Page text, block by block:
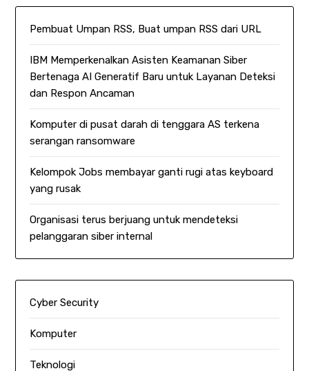
Pembuat Umpan RSS, Buat umpan RSS dari URL
IBM Memperkenalkan Asisten Keamanan Siber
Bertenaga AI Generatif Baru untuk Layanan Deteksi
dan Respon Ancaman
Komputer di pusat darah di tenggara AS terkena
serangan ransomware
Kelompok Jobs membayar ganti rugi atas keyboard
yang rusak
Organisasi terus berjuang untuk mendeteksi
pelanggaran siber internal
Cyber Security
Komputer
Teknologi